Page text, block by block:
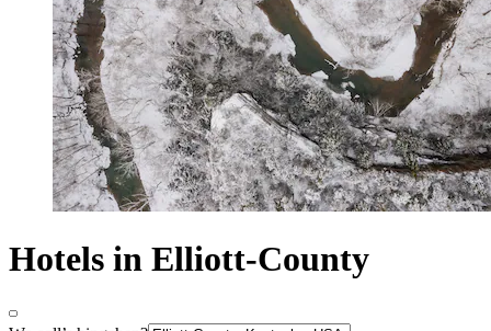
Hotels in Elliott-County